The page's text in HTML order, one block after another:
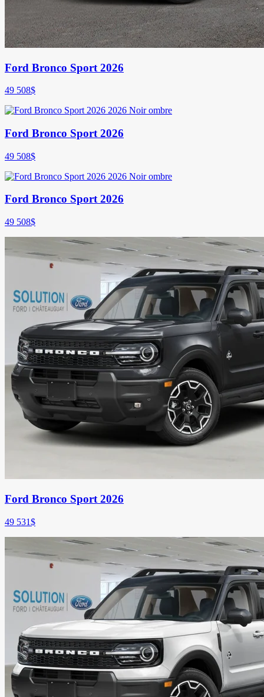
Ford Bronco Sport 2026
49 508$
Ford Bronco Sport 2026
49 508$
Ford Bronco Sport 2026
49 508$
Ford Bronco Sport 2026
49 531$